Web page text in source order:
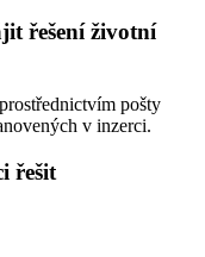
řešení životní
pošty
v inzerci.
řešit